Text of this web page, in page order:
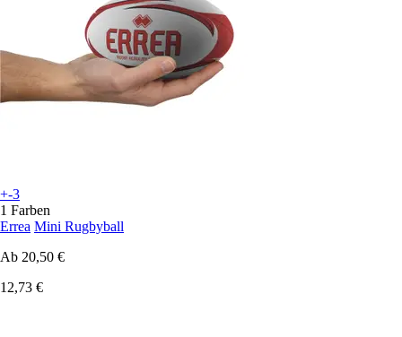
+-3
1 Farben
Errea Mini Rugbyball
Ab 20,50 €
12,73 €